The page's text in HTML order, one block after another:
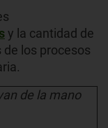
y la cantidad de
los procesos
de la mano